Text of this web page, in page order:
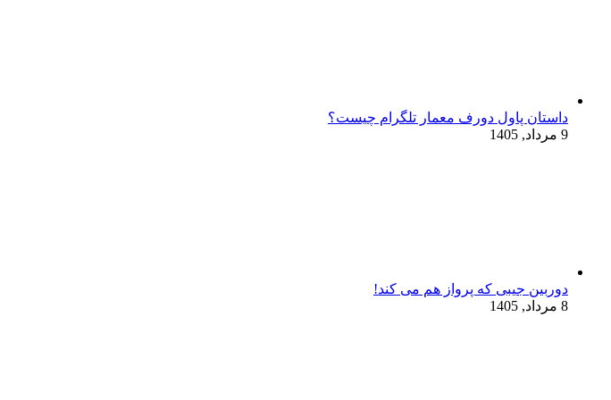
داستان پاول دورف معمار تلگرام چیست؟
9 مرداد, 1405
دوربین جیبی که پرواز هم می‌ کند!
8 مرداد, 1405